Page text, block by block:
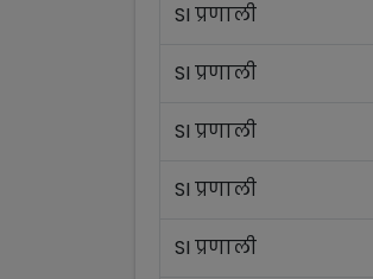
SI प्रणाली
SI प्रणाली
SI प्रणाली
SI प्रणाली
SI प्रणाली